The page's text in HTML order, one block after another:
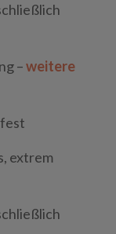
–weitere
extrem